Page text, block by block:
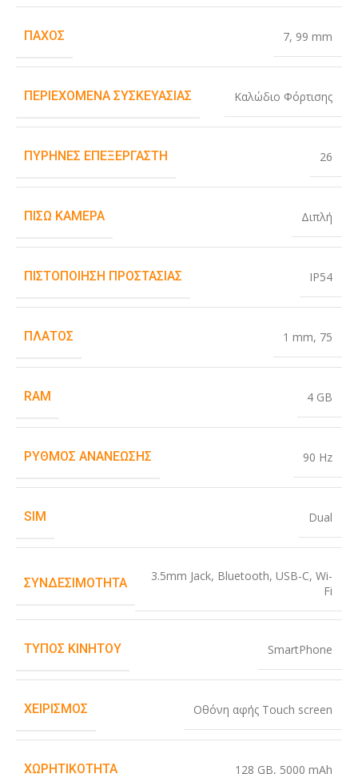
ΠΆΧΟΣ 7, 99 mm
ΠΕΡΙΕΧΌΜΕΝΑ ΣΥΣΚΕΥΑΣΊΑΣ Καλώδιο Φόρτισης
ΠΥΡΉΝΕΣ ΕΠΕΞΕΡΓΑΣΤΉ 26
ΠΊΣΩ ΚΆΜΕΡΑ Διπλή
ΠΙΣΤΟΠΟΊΗΣΗ ΠΡΟΣΤΑΣΊΑΣ IP54
ΠΛΆΤΟΣ 1 mm, 75
RAM 4 GB
ΡΥΘΜΌΣ ΑΝΑΝΈΩΣΗΣ 90 Hz
SIM Dual
ΣΥΝΔΕΣΙΜΌΤΗΤΑ 3.5mm Jack, Bluetooth, USB-C, Wi-
Fi
ΤΎΠΟΣ ΚΙΝΗΤΟΎ SmartPhone
ΧΕΙΡΙΣΜΌΣ Οθόνη αφής Touch screen
ΧΩΡΗΤΙΚΌΤΗΤΑ 128 GB, 5000 mAh